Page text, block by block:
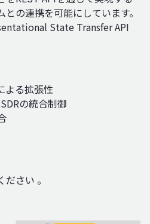
の連携を可能にしています。
State Transfer API
よる拡張性
の統合制御
さい 。